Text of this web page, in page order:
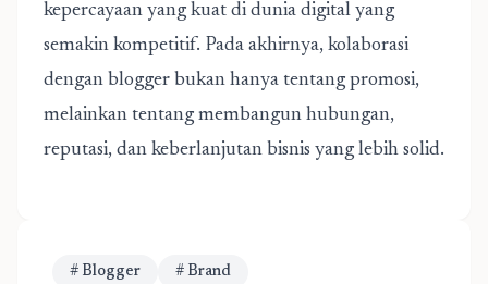
kepercayaan yang kuat di dunia digital yang
semakin kompetitif. Pada akhirnya, kolaborasi
dengan blogger bukan hanya tentang promosi,
melainkan tentang membangun hubungan,
reputasi, dan keberlanjutan bisnis yang lebih solid.
# Blogger # Brand